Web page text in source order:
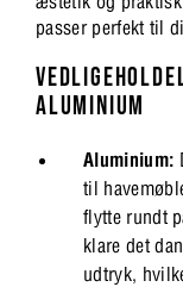
passer perfekt til
ALUMINIUM
Aluminium:
til
flytte rundt
klare det
udtryk,